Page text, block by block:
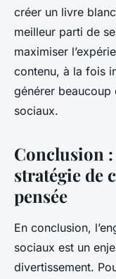
créer un livre
meilleur parti de
maximiser
contenu, à la fois
générer beaucoup
sociaux.
Conclusion :
stratégie de
pensée
En conclusion,
sociaux est un
divertissement.